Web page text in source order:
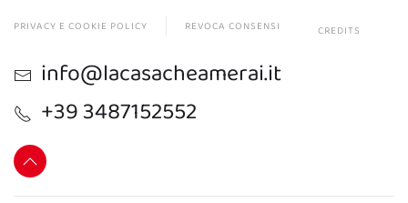
PRIVACY E COOKIE POLICY REVOCA CONSENSI CREDITS
info@lacasacheamerai.it
+39 3487152552